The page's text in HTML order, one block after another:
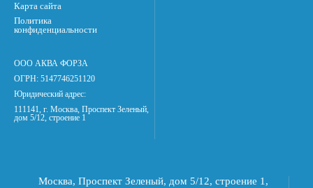
Карта сайта
Политика
конфиденциальности
ООО АКВА ФОРЗА
ОГРН: 5147746251120
Юридический адрес:
111141, г. Москва, Проспект Зеленый,
дом 5/12, строение 1
Москва, Проспект Зеленый, дом 5/12, строение 1,